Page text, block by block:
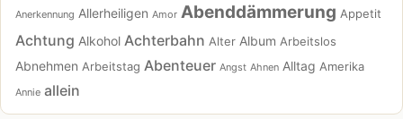
Anerkennung Allerheiligen Amor Abenddämmerung Appetit
Achtung Alkohol Achterbahn Alter Album Arbeitslos
Abnehmen Arbeitstag Abenteuer Angst Ahnen Alltag Amerika
Annie allein